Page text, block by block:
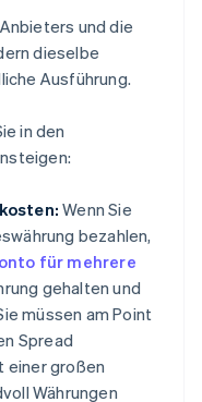
und die
dieselbe
Ausführung.
in den
Wenn Sie
bezahlen,
für mehrere
gehalten und
müssen am Point
Spread
einer großen
Währungen